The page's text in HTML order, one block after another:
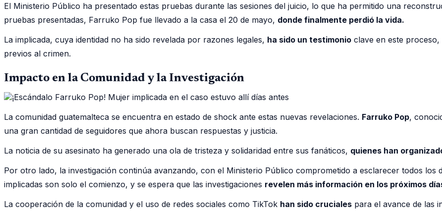
El Ministerio Público ha presentado estas pruebas durante las sesiones del juicio, lo que ha permitido una
pruebas presentadas, Farruko Pop fue llevado a la casa el 20 de mayo, donde finalmente perdió la vida.
La implicada, cuya identidad no ha sido revelada por razones legales, ha sido un testimonio clave en este
previos al crimen.
Impacto en la Comunidad y la Investigación
La comunidad guatemalteca se encuentra en estado de shock ante estas nuevas revelaciones. Farruko Pop,
una gran cantidad de seguidores que ahora buscan respuestas y justicia.
La noticia de su asesinato ha generado una ola de tristeza y solidaridad entre sus fanáticos, quienes han
Por otro lado, la investigación continúa avanzando, con el Ministerio Público comprometido a esclarecer todos los
implicadas son solo el comienzo, y se espera que las investigaciones revelen más información en los próximos
La cooperación de la comunidad y el uso de redes sociales como TikTok han sido cruciales para el avance de las